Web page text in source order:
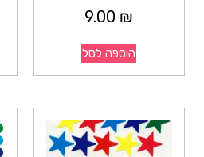
9.00 ₪
הוספה לסל